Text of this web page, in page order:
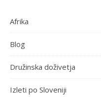
Afrika
Blog
Družinska doživetja
Izleti po Sloveniji